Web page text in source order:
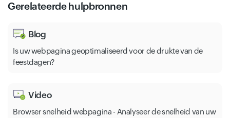
Gerelateerde hulpbronnen
Blog
Is uw webpagina geoptimaliseerd voor de drukte van de
feestdagen?
Video
Browser snelheid webpagina - Analyseer de snelheid van uw